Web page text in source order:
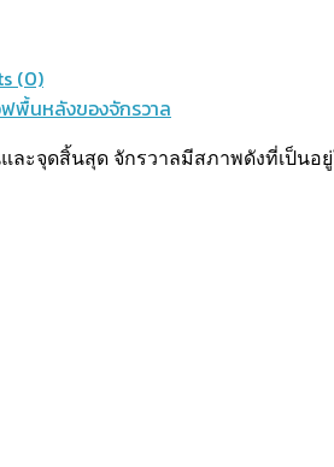
(0)
ฟพื้นหลังของจักรวาล
ละจุดสิ้นสุด จักรวาลมีสภาพดังที่เป็